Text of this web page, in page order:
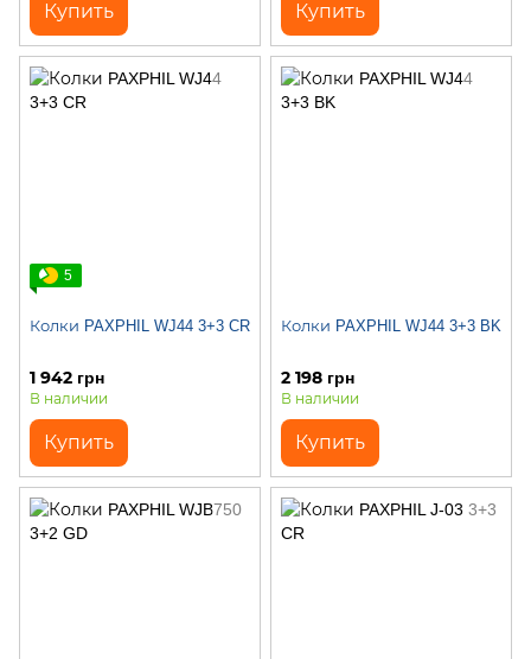
Купить Купить
5
Колки PAXPHIL WJ44 3+3 CR
1 942 грн
В наличии
Купить
Колки PAXPHIL WJ44 3+3 BK
2 198 грн
В наличии
Купить